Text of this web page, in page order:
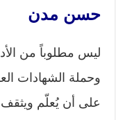
حسن مدن
ليس مطلوباً من
وحملة الشهادات
على أن يُعلّم